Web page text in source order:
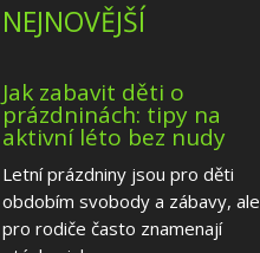
NEJNOVĚJŠÍ
Jak zabavit děti o
prázdninách: tipy na
aktivní léto bez nudy
Letní prázdniny jsou pro děti
obdobím svobody a zábavy, ale
pro rodiče často znamenají